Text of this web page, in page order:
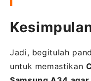
Jadi, begitulah
untuk memastikan